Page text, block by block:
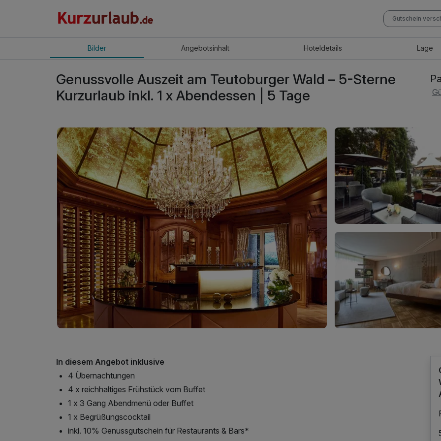
Gutschein
Bilder Angebotsinhalt Hoteldetails Lage
Genussvolle Auszeit am Teutoburger Wald – 5-Sterne
Kurzurlaub inkl. 1 x Abendessen | 5 Tage
In diesem Angebot inklusive
4 Übernachtungen
4 x reichhaltiges Frühstück vom Buffet
1 x 3 Gang Abendmenü oder Buffet
1 x Begrüßungscocktail
inkl. 10% Genussgutschein für Restaurants & Bars*